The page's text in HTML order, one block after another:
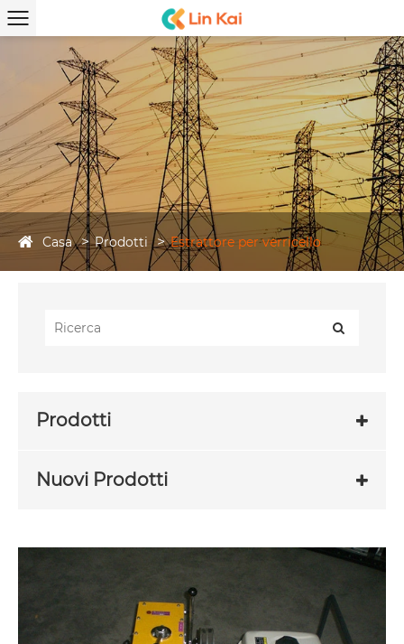
Casa Prodotti Estrattore per verricello
Prodotti
Nuovi Prodotti